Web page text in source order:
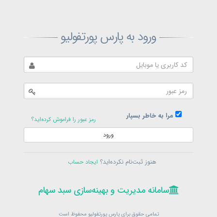
ورود به پارس پورتفولیو
مرا به خاطر بسپار
رمز عبور را فراموش کرده‌اید؟
ورود
هنوز ثبت‌نام نکرده‌اید؟ ایجاد حساب
سامانه مدیریت و بهینه‌سازی سبد سهام
تمامی حقوق برای پارس پورتفولیو محفوظ است
ثبت‌نام پارس پورتفولیو
ثبت‌نام
در حال حاضر عضو هستید؟فرم ورود
سامانه مدیریت و بهینه‌سازی سبد سهام
بازیابی رمز پارس پورتفولیو
در حال حاضر عضو هستید؟
سامانه مدیریت و بهینه‌سازی سبد سهام
تمامی حقوق برای پارس پورتفولیو محفوظ است